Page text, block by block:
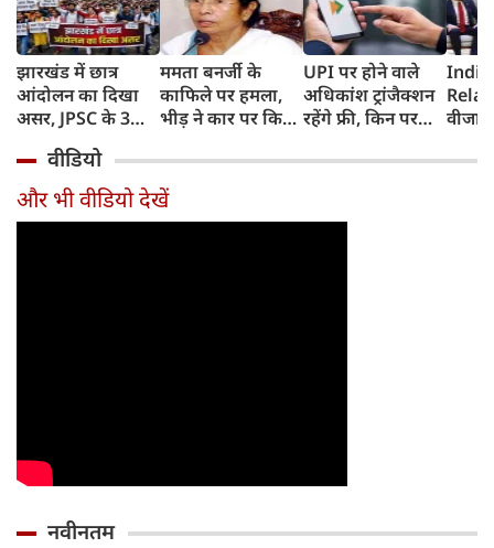
झारखंड में छात्र
आंदोलन का दिखा
असर, JPSC के 3
इस्‍तीफा, प्रदर्शन को
लेकर क्या बोले CM
हेमंत सोरेन?
ममता बनर्जी के
काफिले पर हमला,
भीड़ ने कार पर किया
पुलिस पर लगा यह
आरोप
UPI पर होने वाले
अधिकांश ट्रांजैक्शन
रहेंगे फ्री, किन पर
ने दिया बड़ा अपडेट
वीजा
वीडियो
और भी वीडियो देखें
नवीनतम